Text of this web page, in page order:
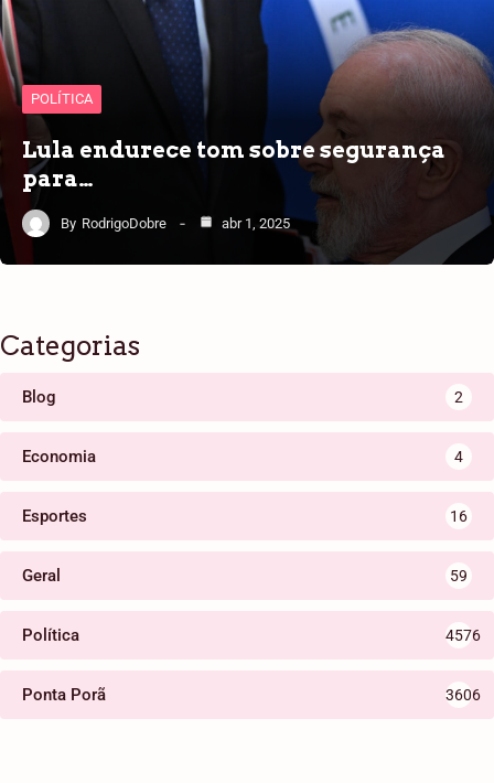
POLÍTICA
Lula endurece tom sobre segurança
para…
By RodrigoDobre abr 1, 2025
Categorias
Blog 2
Economia 4
Esportes 16
Geral 59
Política 4576
Ponta Porã 3606